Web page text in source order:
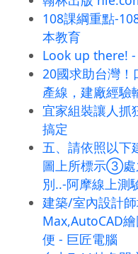
108課綱重點-
本教育
Look up there!
20國求助台灣
產線，建廠經驗
宜家組裝讓人抓
搞定
五、請依照以下
圖上所標示③
別..-阿摩線上測
建築/室內設計
Max,AutoCAD
便 - 巨匠電腦